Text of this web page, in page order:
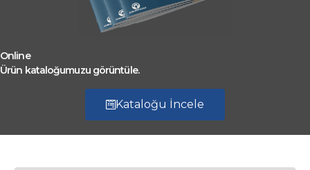
Online
Ürün kataloğumuzu görüntüle.
Kataloğu İncele